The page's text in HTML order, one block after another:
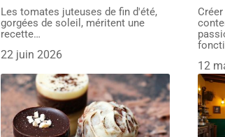
Les tomates juteuses de fin d'été,
gorgées de soleil, méritent une
recette…
22 juin 2026
12